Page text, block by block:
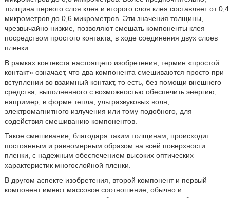
толщина первого слоя клея и второго слоя клея составляет от 0,4
микрометров до 0,6 микрометров. Эти значения толщины,
чрезвычайно низкие, позволяют смешать компоненты клея
посредством простого контакта, в ходе соединения двух слоев
пленки.
В рамках контекста настоящего изобретения, термин «простой
контакт» означает, что два компонента смешиваются просто при
вступлении во взаимный контакт, то есть, без помощи внешнего
средства, выполненного с возможностью обеспечить энергию,
например, в форме тепла, ультразвуковых волн,
электромагнитного излучения или тому подобного, для
содействия смешиванию компонентов.
Такое смешивание, благодаря таким толщинам, происходит
постоянным и равномерным образом на всей поверхности
пленки, с надежным обеспечением высоких оптических
характеристик многослойной пленки.
В другом аспекте изобретения, второй компонент и первый
компонент имеют массовое соотношение, обычно и